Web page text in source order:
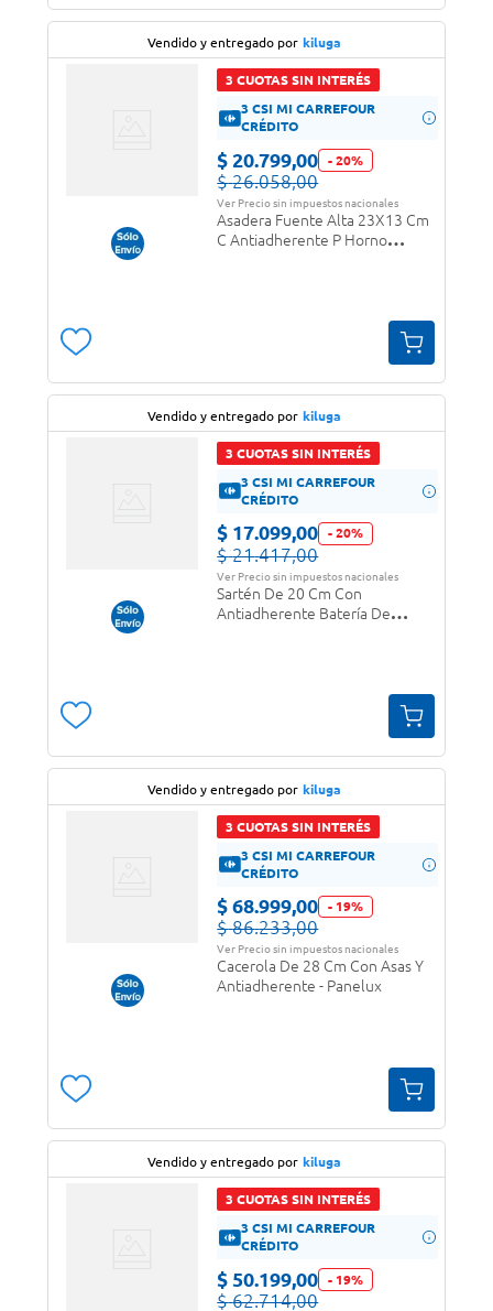
Vendido y entregado por kiluga
3 CUOTAS SIN INTERÉS
3 CSI MI CARREFOUR
CRÉDITO
$ 20.799,00 -20%
$ 26.058,00
Ver Precio sin impuestos nacionales
Asadera Fuente Alta 23X13 Cm
C Antiadherente P Horno
Vendido y entregado por kiluga
3 CUOTAS SIN INTERÉS
3 CSI MI CARREFOUR
CRÉDITO
$ 17.099,00 -20%
$ 21.417,00
Ver Precio sin impuestos nacionales
Sartén De 20 Cm Con
Antiadherente Batería De
Vendido y entregado por kiluga
3 CUOTAS SIN INTERÉS
3 CSI MI CARREFOUR
CRÉDITO
$ 68.999,00 - 19%
$ 86.233,00
Ver Precio sin impuestos nacionales
Cacerola De 28 Cm Con Asas Y
Antiadherente - Panelux
Vendido y entregado por kiluga
3 CUOTAS SIN INTERÉS
3 CSI MI CARREFOUR
CRÉDITO
$ 50.199,00 - 19%
$ 62.714,00